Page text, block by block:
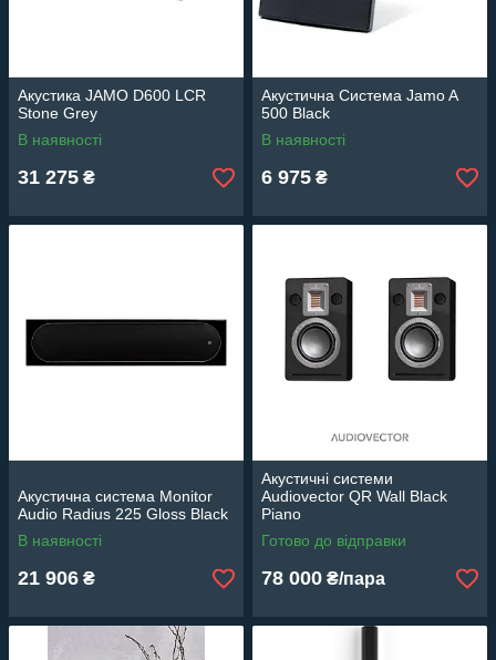
Акустика JAMO D600 LCR
Stone Grey
В наявності
31 275 ₴
Акустична Система Jamo A
500 Black
В наявності
6 975 ₴
Акустична система Monitor
Audio Radius 225 Gloss Black
В наявності
21 906 ₴
Акустичні системи
Audiovector QR Wall Black
Piano
Готово до відправки
78 000 ₴/пара